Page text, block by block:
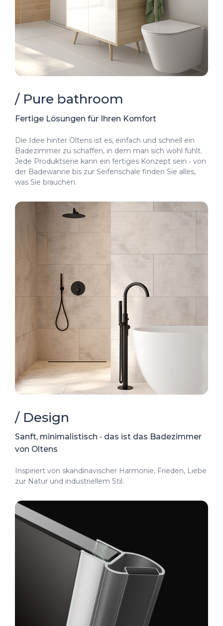
/ Pure bathroom
Fertige Lösungen für Ihren Komfort
Die Idee hinter Oltens ist es, einfach und schnell ein
Badezimmer zu schaffen, in dem man sich wohl fühlt.
Jede Produktserie kann ein fertiges Konzept sein ‑ von
der Badewanne bis zur Seifenschale finden Sie alles,
was Sie brauchen.
/ Design
Sanft, minimalistisch ‑ das ist das Badezimmer
von Oltens
Inspiriert von skandinavischer Harmonie, Frieden, Liebe
zur Natur und industriellem Stil.